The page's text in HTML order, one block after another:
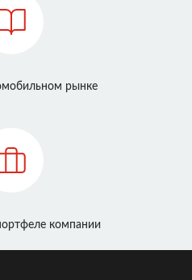
рынке
компании